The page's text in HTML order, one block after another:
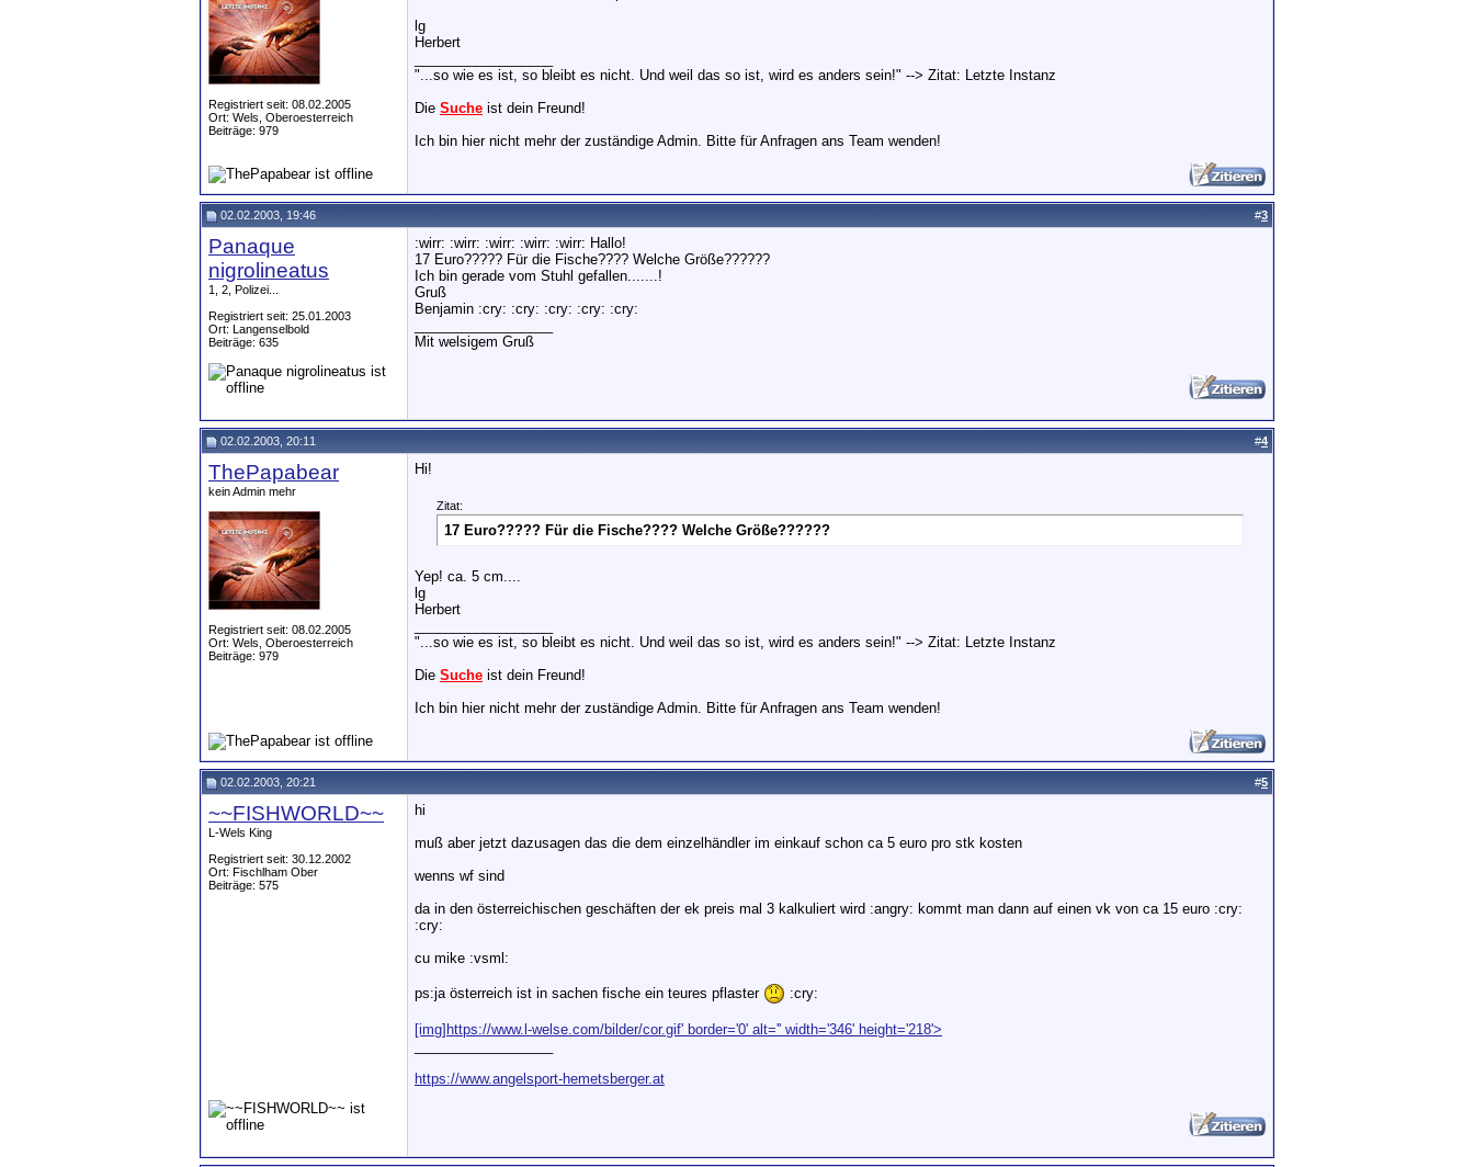
Anita Hallo Herbert! Ich bin doch...
Michael Hallo, ich war gestern bei...
Registriert seit: 08.02.2005
Ort: Wels, Oberoesterreich
Beiträge: 979
lg
Herbert
"...so wie es ist, so bleibt es nicht. Und weil das so ist, wird es anders sein!" --> Zitat: Letzte Instanz
Die Suche ist dein Freund!
Ich bin hier nicht mehr der zuständige Admin. Bitte für Anfragen ans Team wenden!
02.02.2003, 19:46 #3
Panaque
nigrolineatus
1, 2, Polizei...
Registriert seit: 25.01.2003
Ort: Langenselbold
Beiträge: 635
:wirr: :wirr: :wirr: :wirr: :wirr: Hallo!
17 Euro????? Für die Fische???? Welche Größe??????
Ich bin gerade vom Stuhl gefallen.......!
Gruß
Benjamin :cry: :cry: :cry: :cry: :cry:
Mit welsigem Gruß
02.02.2003, 20:11 #4
ThePapabear
kein Admin mehr
Registriert seit: 08.02.2005
Ort: Wels, Oberoesterreich
Beiträge: 979
Hi!
Zitat:
17 Euro????? Für die Fische???? Welche Größe??????
Yep! ca. 5 cm....
lg
Herbert
"...so wie es ist, so bleibt es nicht. Und weil das so ist, wird es anders sein!" --> Zitat: Letzte Instanz
Die Suche ist dein Freund!
Ich bin hier nicht mehr der zuständige Admin. Bitte für Anfragen ans Team wenden!
02.02.2003, 20:21 #5
~~FISHWORLD~~
L-Wels King
Registriert seit: 30.12.2002
Ort: Fischlham Ober
Beiträge: 575
hi
muß aber jetzt dazusagen das die dem einzelhändler im einkauf schon ca 5 euro pro stk kosten
wenns wf sind
da in den österreichischen geschäften der ek preis mal 3 kalkuliert wird :angry: kommt man dann auf einen vk von ca 15 euro :cry:
:cry:
cu mike :vsml:
ps:ja österreich ist in sachen fische ein teures pflaster :cry:
[img]https://www.l-welse.com/bilder/cor.gif' border='0' alt='' width='346' height='218'>
https://www.angelsport-hemetsberger.at